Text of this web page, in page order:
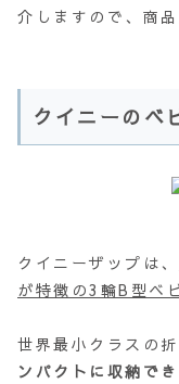
介しますので、商
クイニーのベ
クイニーザップは、
が特徴の3輪B型ベ
世界最小クラスの
ンパクトに収納でき